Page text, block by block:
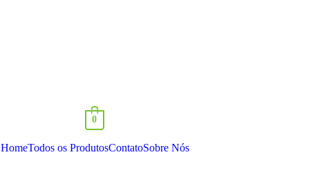
0
HomeTodos os ProdutosContatoSobre Nós